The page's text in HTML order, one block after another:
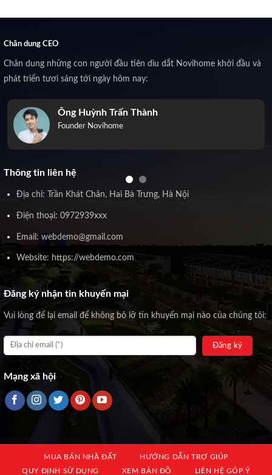
Chân dung CEO
Chân dung những con người đầu tiên dìu dắt Novihome khởi đầu và
phát triển tươi sáng tới ngày hôm nay:
Ông Huỳnh Trấn Thành
Founder Novihome
Thông tin liên hệ
Địa chỉ: Trần Khát Chân, Hai Bà Trưng, Hà Nội
Điện thoại: 0972939xxx
Email: webdemo@gmail.com
Website: https://webdemo.com
Đăng ký nhận tin khuyến mại
Vui lòng để lại email để không bỏ lỡ tin khuyến mại nào của chúng tôi:
Mạng xã hội
MUA BÁN NHÀ ĐẤT
HƯỚNG DẪN TRỢ GIÚP
QUY ĐỊNH SỬ DỤNG
XEM BẢN ĐỒ LIÊN HỆ GÓP Ý